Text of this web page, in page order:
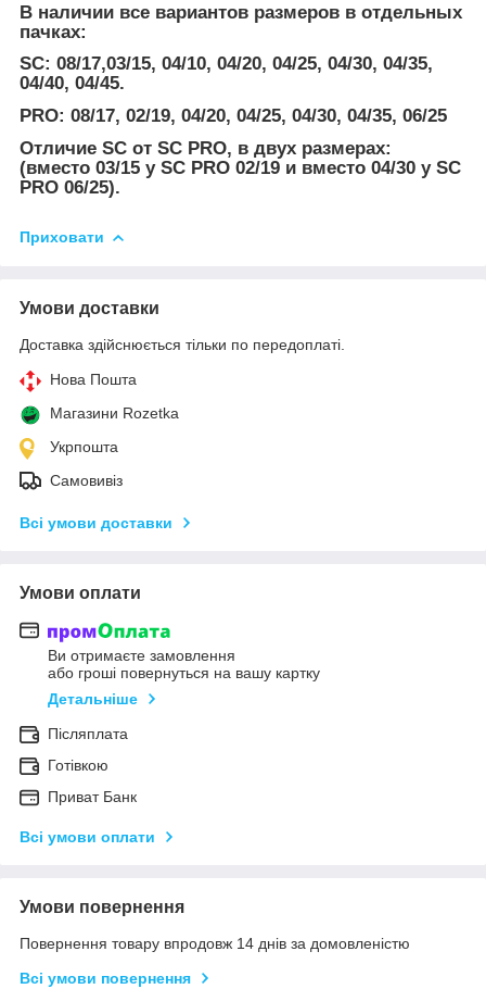
В наличии все вариантов размеров в отдельных
пачках:
SC: 08/17,03/15, 04/10, 04/20, 04/25, 04/30, 04/35,
04/40, 04/45.
PRO: 08/17, 02/19, 04/20, 04/25, 04/30, 04/35, 06/25
Отличие SC от SC PRO, в двух размерах:
(вместо 03/15 у SC PRO 02/19 и вместо 04/30 у SC
PRO 06/25).
Приховати
Умови доставки
Доставка здійснюється тільки по передоплаті.
Нова Пошта
Магазини Rozetka
Укрпошта
Самовивіз
Всі умови доставки
Умови оплати
Ви отримаєте замовлення
або гроші повернуться на вашу картку
Детальніше
Післяплата
Готівкою
Приват Банк
Всі умови оплати
Умови повернення
Повернення товару впродовж 14 днів за домовленістю
Всі умови повернення